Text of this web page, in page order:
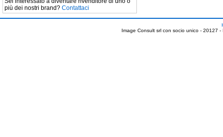
più dei nostri brand? Contattaci
Image Consult srl con socio unico - 20127